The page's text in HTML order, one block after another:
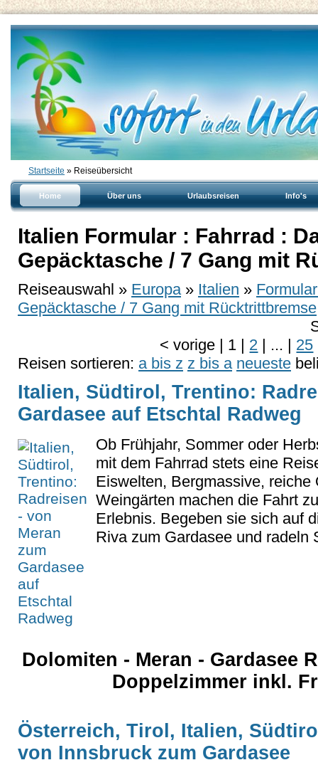
Startseite » Reiseübersicht
Home Über uns Urlaubsreisen Info's
Italien Formular : Fahrrad :
Gepäcktasche / 7 Gang mit
Reiseauswahl » Europa » Italien »
Gepäcktasche / 7 Gang mit Rücktrittbremse
<vorige | 1 | 2 | ... | 25
Reisen sortieren: a bis z z bis a neueste
Italien, Südtirol, Trentino:
Gardasee auf Etschtal Radweg
Ob Frühjahr, Sommer oder
mit dem Fahrrad stets eine
Eiswelten, Bergmassive, reiche
Weingärten machen die Fahrt
Erlebnis. Begeben sie sich auf
Riva zum Gardasee und radeln
Dolomiten - Meran - Gardasee
Doppelzimmer inkl.
Österreich, Tirol, Italien,
von Innsbruck zum Gardasee